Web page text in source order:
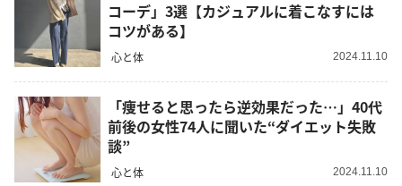
コーデ」3選【カジュアルに着こなすには
コツがある】
心と体 2024.11.10
「痩せると思ったら逆効果だった…」40代
前後の女性74人に聞いた“ダイエット失敗
談”
心と体 2024.11.10